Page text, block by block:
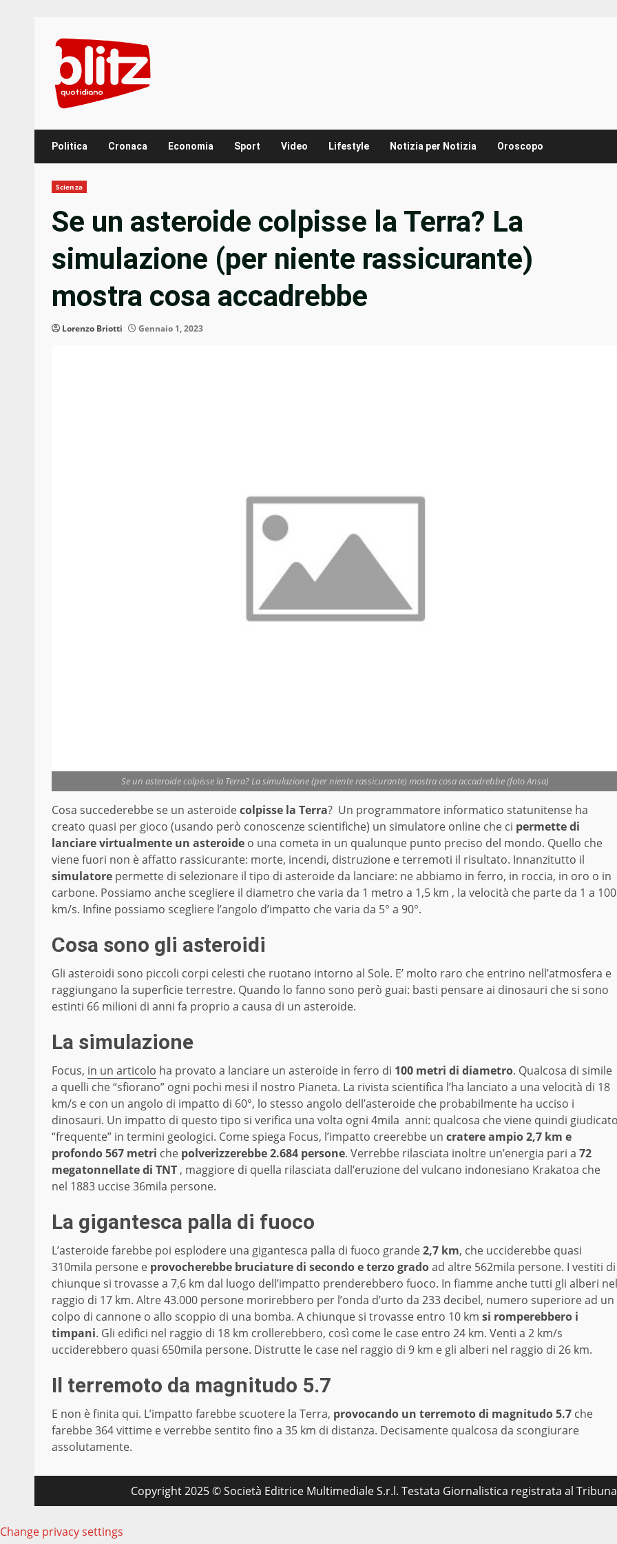
content
Politica Cronaca Economia Sport Video Lifestyle Notizia per Notizia Oroscopo
Scienza
Se un asteroide colpisse la Terra? La
simulazione (per niente rassicurante)
mostra cosa accadrebbe
Lorenzo Briotti Gennaio 1, 2023
Se un asteroide colpisse la Terra? La simulazione (per niente rassicurante) mostra cosa accadrebbe (foto Ansa)
Cosa succederebbe se un asteroidecolpisse la Terra? Un programmatore informatico statunitense ha
creato quasi per gioco (usando però conoscenze scientifiche) un simulatore online che ci permette di
lanciare virtualmente un asteroide o una cometa in un qualunque punto preciso del mondo. Quello che
viene fuori non è affatto rassicurante: morte, incendi, distruzione e terremoti il risultato. Innanzitutto il
simulatore permette di selezionare il tipo di asteroide da lanciare: ne abbiamo in ferro, in roccia, in oro o in
carbone. Possiamo anche scegliere il diametro che varia da 1 metro a 1,5 km , la velocità che parte da 1 a 100
km/s. Infine possiamo scegliere l’angolo d’impatto che varia da 5° a 90°.
Cosa sono gli asteroidi
Gli asteroidi sono piccoli corpi celesti che ruotano intorno al Sole. E’ molto raro che entrino nell’atmosfera e
raggiungano la superficie terrestre. Quando lo fanno sono però guai: basti pensare ai dinosauri che si sono
estinti 66 milioni di anni fa proprio a causa di un asteroide.
La simulazione
Focus, in un articolo ha provato a lanciare un asteroide in ferro di 100 metri di diametro. Qualcosa di simile
a quelli che “sfiorano” ogni pochi mesi il nostro Pianeta. La rivista scientifica l’ha lanciato a una velocità di 18
km/s e con un angolo di impatto di 60°, lo stesso angolo dell’asteroide che probabilmente ha ucciso i
dinosauri. Un impatto di questo tipo si verifica una volta ogni 4mila anni: qualcosa che viene quindi
“frequente” in termini geologici. Come spiega Focus, l’impatto creerebbe un cratere ampio 2,7 km e
profondo 567 metri che polverizzerebbe 2.684 persone. Verrebbe rilasciata inoltre un’energia pari a 72
megatonnellate di TNT , maggiore di quella rilasciata dall’eruzione del vulcano indonesiano Krakatoa che
nel 1883 uccise 36mila persone.
La gigantesca palla di fuoco
L’asteroide farebbe poi esplodere una gigantesca palla di fuoco grande2,7 km, che ucciderebbe quasi
310mila persone e provocherebbe bruciature di secondo e terzo gradoad altre 562mila persone. I vestiti di
chiunque si trovasse a 7,6 km dal luogo dell’impatto prenderebbero fuoco. In fiamme anche tutti gli alberi nel
raggio di 17 km. Altre 43.000 persone morirebbero per l’onda d’urto da 233 decibel, numero superiore ad un
colpo di cannone o allo scoppio di una bomba. A chiunque si trovasse entro 10 km si romperebbero i
timpani. Gli edifici nel raggio di 18 km crollerebbero, così come le case entro 24 km. Venti a 2 km/s
ucciderebbero quasi 650mila persone. Distrutte le case nel raggio di 9 km e gli alberi nel raggio di 26 km.
Il terremoto da magnitudo 5.7
E non è finita qui. L’impatto farebbe scuotere la Terra, provocando un terremoto di magnitudo 5.7 che
farebbe 364 vittime e verrebbe sentito fino a 35 km di distanza. Decisamente qualcosa da scongiurare
assolutamente.
Copyright 2025 © Società Editrice Multimediale S.r.l. Testata Giornalistica registrata al
Change privacy settings